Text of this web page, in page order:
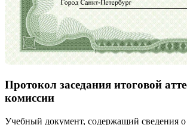
Протокол заседания итоговой
комиссии
Учебный документ, содержащий сведения о